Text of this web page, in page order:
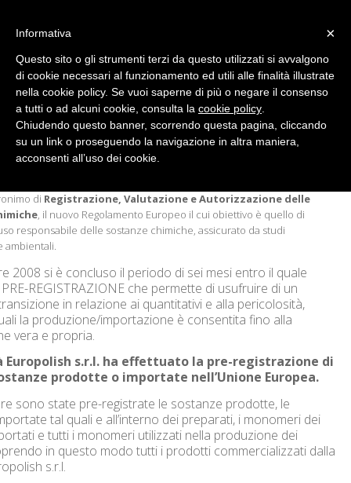
REACH
Registrazione, Valutazione e
Autorizzazione delle sostanze
Chimiche
Home/ REACH
di Registrazione, Valutazione e Autorizzazione delle
, il nuovo Regolamento Europeo il cui obiettivo è quello di
responsabile delle sostanze chimiche, assicurato da studi
ambientali.
2008 si è concluso il periodo di sei mesi entro il quale
REGISTRAZIONE che permette di usufruire di un
in relazione ai quantitativi e alla pericolosità,
la produzione/importazione è consentita fino alla
vera e propria.
Europolish s.r.l. ha effettuato la pre-registrazione di
prodotte o importate nell’Unione Europea.
sono state pre-registrate le sostanze prodotte, le
tal quali e all’interno dei preparati, i monomeri dei
e tutti i monomeri utilizzati nella produzione dei
in questo modo tutti i prodotti commercializzati dalla
s.r.l.
×
Informativa
Questo sito o gli strumenti terzi da questo utilizzati si avvalgono
di cookie necessari al funzionamento ed utili alle finalità illustrate
nella cookie policy. Se vuoi saperne di più o negare il consenso
a tutti o ad alcuni cookie, consulta la cookie policy
Chiudendo questo banner, scorrendo questa pagina, cliccando
su un link o proseguendo la navigazione in altra maniera,
acconsenti all’uso dei cookie.